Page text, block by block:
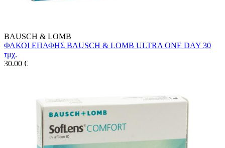
BAUSCH & LOMB
ΦΑΚΟΙ ΕΠΑΦΗΣ BAUSCH & LOMB ULTRA ONE DAY 30
τμχ.
30.00 €